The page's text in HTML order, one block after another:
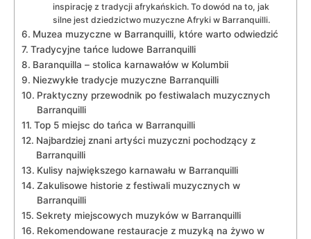
inspirację z tradycji ⁢afrykańskich.⁤ To dowód na to, jak
silne jest ⁢dziedzictwo ⁤muzyczne Afryki w​ Barranquilli.
Muzea​ muzyczne⁢ w Barranquilli,​ które⁣ warto odwiedzić
Tradycyjne ‌tańce ludowe Barranquilli
Baranquilla – stolica karnawałów w Kolumbii
Niezwykłe tradycje muzyczne Barranquilli
Praktyczny⁤ przewodnik po festiwalach muzycznych
Barranquilli
Top 5‌ miejsc ​do tańca w Barranquilli
Najbardziej ⁢znani artyści muzyczni⁤ pochodzący ⁣z
Barranquilli
Kulisy największego karnawału ⁤w Barranquilli
Zakulisowe historie z‌ festiwali‌ muzycznych w
⁣Barranquilli
Sekrety miejscowych ‍muzyków ‍w Barranquilli
Rekomendowane restauracje‍ z muzyką na żywo w‍